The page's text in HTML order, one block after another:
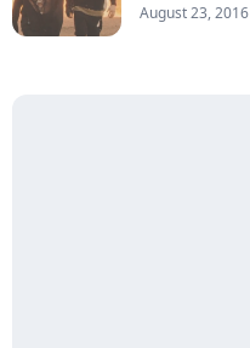
August 23, 2016